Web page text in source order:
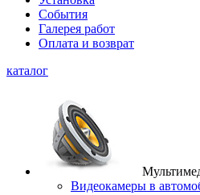
События
Галерея работ
Оплата и возврат
каталог
Видеокамеры в